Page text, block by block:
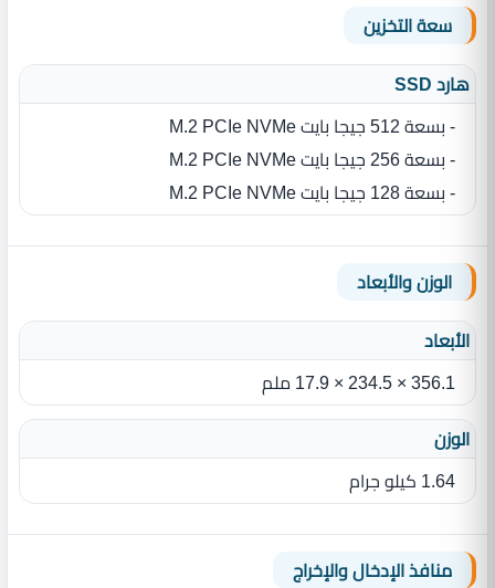
سعة التخزين
هارد SSD
- بسعة 512 جيجا بايت M.2 PCIe NVMe
- بسعة 256 جيجا بايت M.2 PCIe NVMe
- بسعة 128 جيجا بايت M.2 PCIe NVMe
الوزن والأبعاد
الأبعاد
356.1 × 234.5 × 17.9 ملم
الوزن
1.64 كيلو جرام
منافذ الإدخال والإخراج